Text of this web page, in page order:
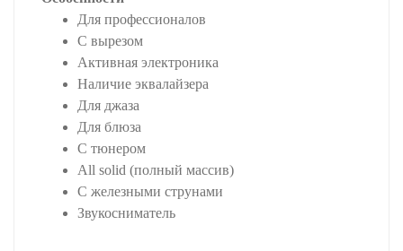
Для профессионалов
С вырезом
Активная электроника
Наличие эквалайзера
Для джаза
Для блюза
С тюнером
All solid (полный массив)
С железными струнами
Звукосниматель